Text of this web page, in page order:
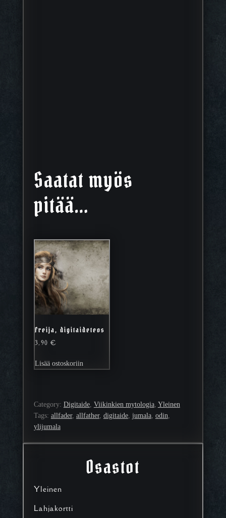
Osastot
Yleinen
Lahjakortti
Saatat myös
pitää…
Freija, digitaideteos
3,90€
Lisää ostoskoriin
Category: Digitaide, Viikinkien mytologia, Yleinen
Tags: allfader, allfather, digitaide, jumala, odin
ylijumala